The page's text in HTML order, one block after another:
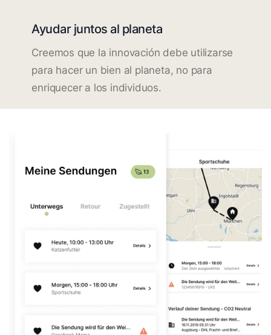
Ayudar juntos al planeta
Creemos que la innovación debe utilizarse
para hacer un bien al planeta, no para
enriquecer a los individuos.